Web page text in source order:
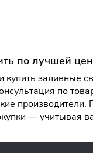
по лучшей
заливные
по
производители.
—